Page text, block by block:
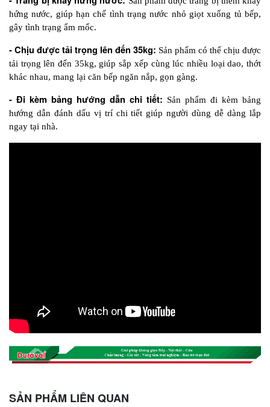
hứng nước, giúp hạn chế tình trạng nước nhỏ giọt xuống tủ bếp,
gây tình trạng ẩm mốc.
- Chịu được tải trọng lên đến 35kg: Sản phẩm có thể chịu được
tải trọng lên đến 35kg, giúp sắp xếp cùng lúc nhiều loại dao, thớt
khác nhau, mang lại căn bếp ngăn nắp, gọn gàng.
- Đi kèm bảng hướng dẫn chi tiết: Sản phẩm đi kèm bảng
hướng dẫn đánh dấu vị trí chi tiết giúp người dùng dễ dàng lắp
ngay tại nhà.
SẢN PHẨM LIÊN QUAN